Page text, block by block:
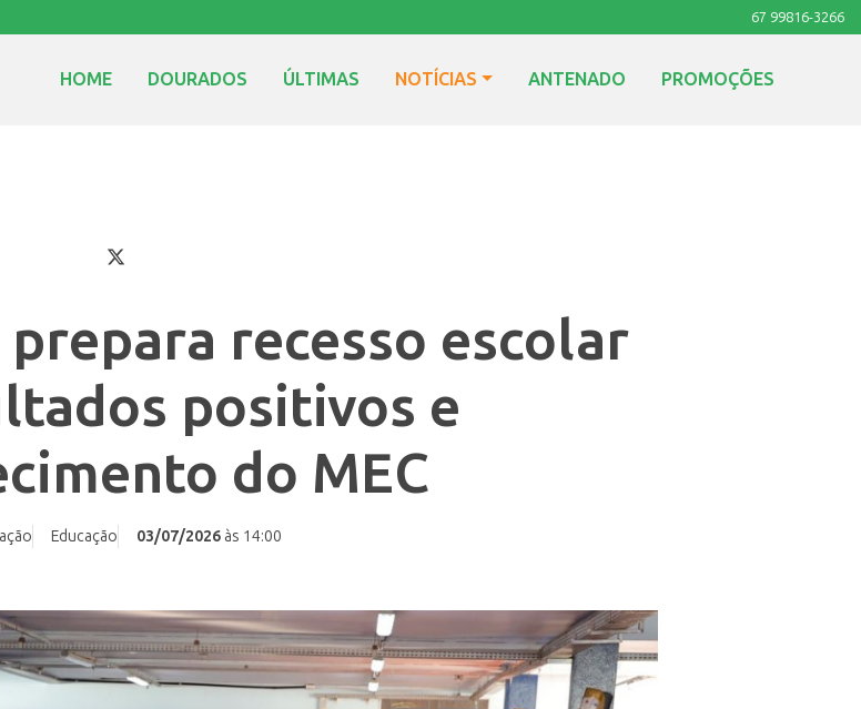
67 99816-3266
HOME DOURADOS ÚLTIMAS NOTÍCIAS ANTENADO PROMOÇÕES
recesso escolar
positivos e
do MEC
Educação 03/07/2026às 14:00